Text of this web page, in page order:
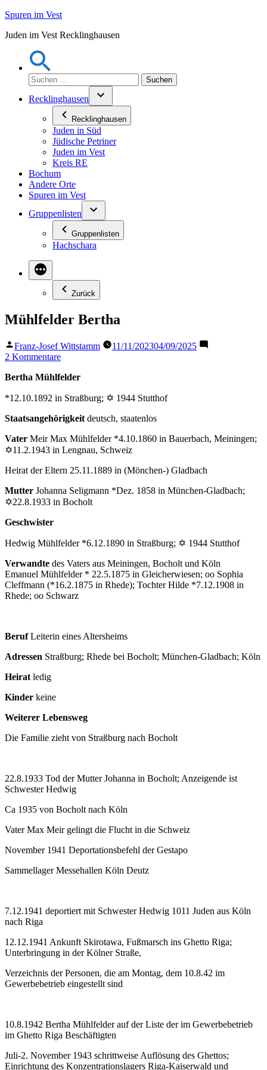
Zum
springen
Spuren im Vest
Juden im Vest Recklinghausen
Suchen
nach:
Recklinghausen
Recklinghausen
Juden in Süd
Jüdische Petriner
Juden im Vest
Kreis RE
Bochum
Andere Orte
Spuren im Vest
Gruppenlisten
Gruppenlisten
Hachschara
Zurück
Mühlfelder Bertha
Veröffentlicht
von
Franz-Josef Wittstamm 11/11/202304/09/2025
2 Kommentarezu
Bertha
Bertha Mühlfelder
*12.10.1892 in Straßburg; ✡ 1944 Stutthof
Staatsangehörigkeit deutsch, staatenlos
Vater Meir Max Mühlfelder *4.10.1860 in Bauerbach, Meiningen;
✡11.2.1943 in Lengnau, Schweiz
Heirat der Eltern 25.11.1889 in (Mönchen-) Gladbach
Mutter Johanna Seligmann *Dez. 1858 in München-Gladbach;
✡22.8.1933 in Bocholt
Geschwister
Hedwig Mühlfelder *6.12.1890 in Straßburg; ✡ 1944 Stutthof
Verwandte des Vaters aus Meiningen, Bocholt und Köln
Emanuel Mühlfelder * 22.5.1875 in Gleicherwiesen; oo Sophia
Cleffmann (*16.2.1875 in Rhede); Tochter Hilde *7.12.1908 in
Rhede; oo Schwarz
BerufLeiterin eines Altersheims
Adressen Straßburg; Rhede bei Bocholt; München-Gladbach; Köln
Heirat ledig
Kinder keine
Weiterer Lebensweg
Die Familie zieht von Straßburg nach Bocholt
22.8.1933 Tod der Mutter Johanna in Bocholt; Anzeigende ist
Schwester Hedwig
Ca 1935 von Bocholt nach Köln
Vater Max Meir gelingt die Flucht in die Schweiz
November 1941 Deportationsbefehl der Gestapo
Sammellager Messehallen Köln Deutz
7.12.1941 deportiert mit Schwester Hedwig 1011 Juden aus Köln
nach Riga
12.12.1941 Ankunft Skirotawa, Fußmarsch ins Ghetto Riga;
Unterbringung in der Kölner Straße,
Verzeichnis der Personen, die am Montag, dem 10.8.42 im
Gewerbebetrieb eingestellt sind
10.8.1942 Bertha Mühlfelder auf der Liste der im Gewerbebetrieb
im Ghetto Riga Beschäftigten
Juli-2. November 1943 schrittweise Auflösung des Ghettos;
Einrichtung des Konzentrationslagers Riga-Kaiserwald und